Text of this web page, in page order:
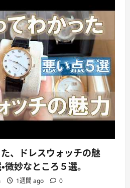
た、ドレスウォッチの魅
微妙なところ５選。
1週間 ago 0